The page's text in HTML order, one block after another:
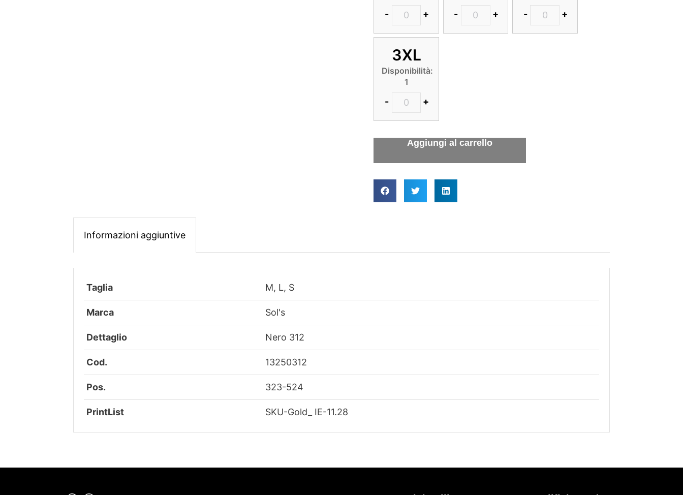
- + - + - +
3XL
Disponibilità:
1
- +
Informazioni aggiuntive
Taglia M, L, S
Marca Sol's
Dettaglio Nero 312
Cod. 13250312
Pos. 323-524
PrintList SKU-Gold_ IE-11.28